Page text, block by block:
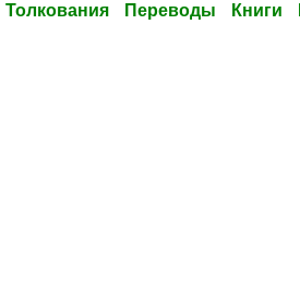
Толкования Переводы Книги